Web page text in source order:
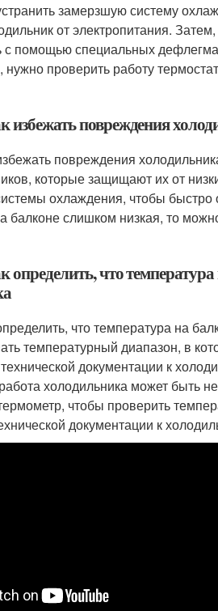
замерзшую систему
от электропитания.
с помощью специальных
нужно проверить работу
избежать повреждения
повреждения
которые защищают их от
охлаждения, чтобы
балконе слишком низкая, то
определить, что
что температура на
температурный диапазон, в
документации к
холодильника может быть
чтобы проверить
документации к